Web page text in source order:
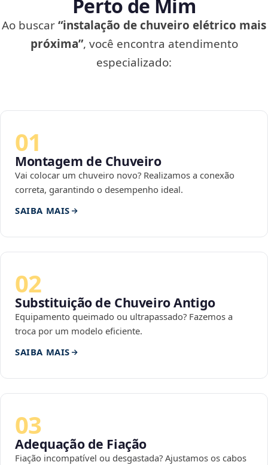
Perto de Mim
Ao buscar“instalação de chuveiro elétrico mais
próxima”, você encontra atendimento
especializado:
01
Montagem de Chuveiro
Vai colocar um chuveiro novo? Realizamos a conexão
correta, garantindo o desempenho ideal.
SAIBA MAIS
02
Substituição de Chuveiro Antigo
Equipamento queimado ou ultrapassado? Fazemos a
troca por um modelo eficiente.
SAIBA MAIS
03
Adequação de Fiação
Fiação incompatível ou desgastada? Ajustamos os cabos